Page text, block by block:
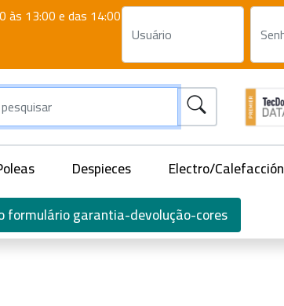
às 13:00 e das 14:00
Despieces Electro/Calefacción
formulário garantia-devolução-cores